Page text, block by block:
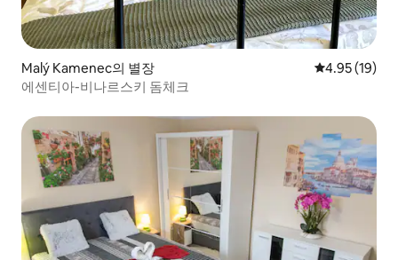
Malý Kamenec의 별장 평점 4.95점
4.95 (19)
에센티아-비나르스키 돔체크